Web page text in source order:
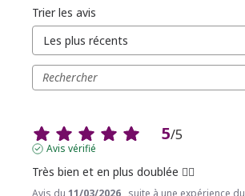
Trier les avis
5/5
Avis vérifié
Très bien et en plus doublée 👍🏼